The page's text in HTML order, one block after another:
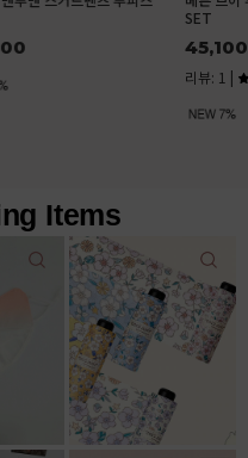
SET
45,100
리뷰: 1 |
Items
22,000원